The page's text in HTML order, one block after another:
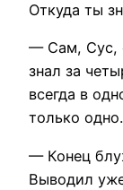
Откуда ты
— Сам, Сус,
знал за
всегда в
только одно.
— Конец
Выводил